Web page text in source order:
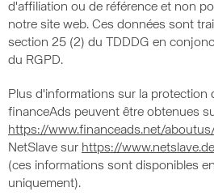
d'affiliation ou de référence et non
notre site web. Ces données sont
section 25 (2) du TDDDG en
du RGPD.
Plus d'informations sur la protection
financeAds peuvent être obtenues
https://www.financeads.net/
NetSlave sur https://
(ces informations sont disponibles
uniquement).